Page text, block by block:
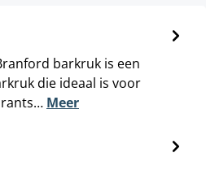
barkruk is een
die ideaal is voor
Meer